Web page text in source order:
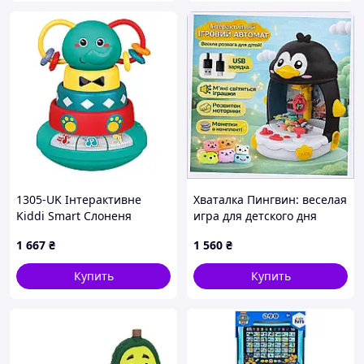
1305-UK Інтерактивне
Kiddi Smart Слоненя
цін
1 667 ₴
Купить
Хваталка Пингвин: веселая
игра для детского дня
1 560 ₴
Купить